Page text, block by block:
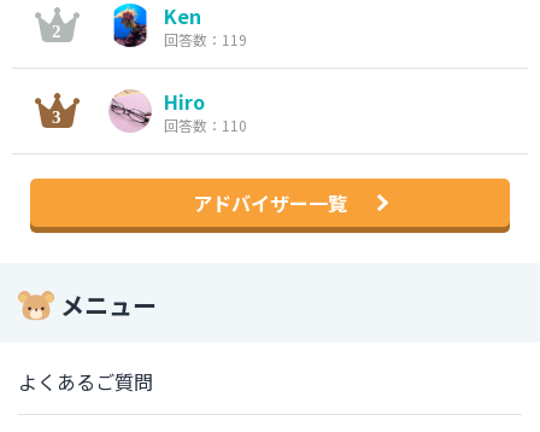
Ken
回答数：119
Hiro
回答数：110
アドバイザー一覧
メニュー
よくあるご質問